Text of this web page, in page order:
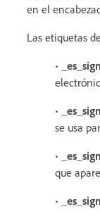
en el
Las etiquetas
•
•
se usa
•
que
•